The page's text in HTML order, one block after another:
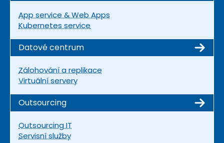
App service & Web Apps
Kubernetes service
Datové centrum
Zálohování a replikace
Virtuální servery
Outsourcing
Outsourcing IT
Servisní služby